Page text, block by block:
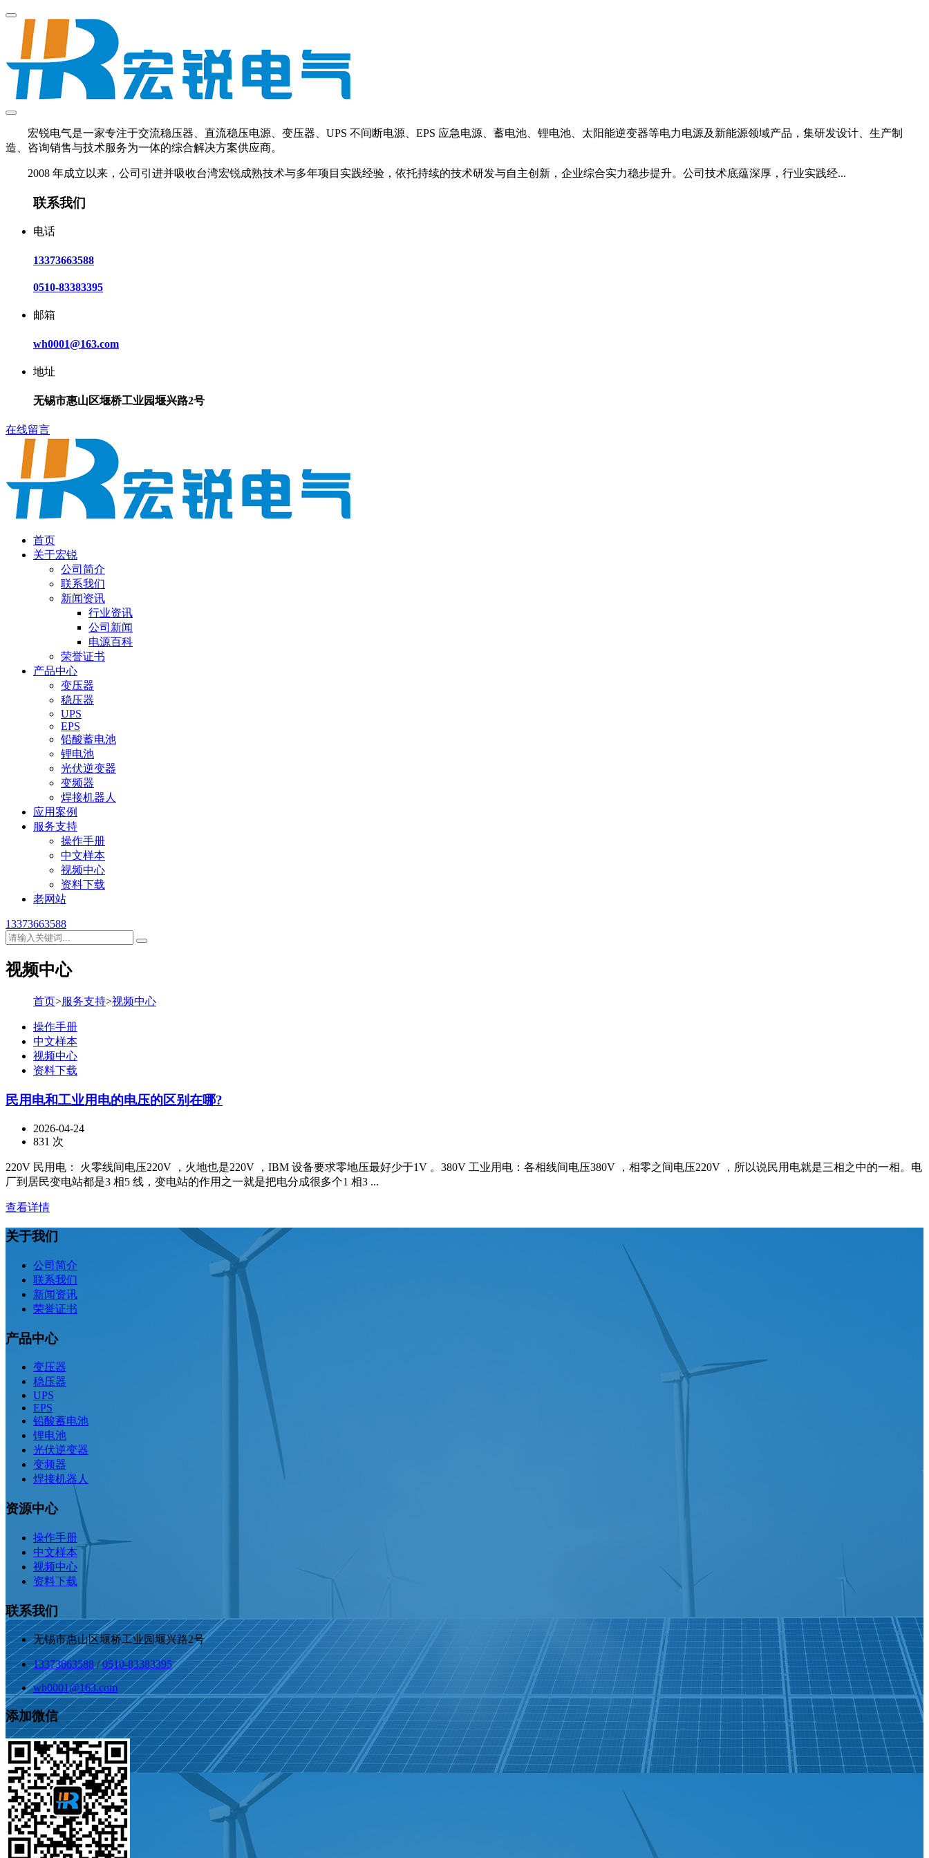
宏锐电气是一家专注于交流稳压器、直流稳压电源、变压器、UPS 不间断电源、EPS 应急电源、蓄电池、锂电池、太阳能逆变器等电力电源及新能源领域产品，集研发设计、生产制
造、咨询销售与技术服务为一体的综合解决方案供应商。
2008 年成立以来，公司引进并吸收台湾宏锐成熟技术与多年项目实践经验，依托持续的技术研发与自主创新，企业综合实力稳步提升。公司技术底蕴深厚，行业实践经...
联系我们
电话
13373663588
0510-83383395
邮箱
wh0001@163.com
地址
无锡市惠山区堰桥工业园堰兴路2号
在线留言
首页
关于宏锐
公司简介
联系我们
新闻资讯
行业资讯
公司新闻
电源百科
荣誉证书
产品中心
变压器
稳压器
UPS
EPS
铅酸蓄电池
锂电池
光伏逆变器
变频器
焊接机器人
应用案例
服务支持
操作手册
中文样本
视频中心
资料下载
老网站
13373663588
视频中心
首页>服务支持>视频中心
操作手册
中文样本
视频中心
资料下载
民用电和工业用电的电压的区别在哪?
2026-04-24
831 次
220V 民用电： 火零线间电压220V ，火地也是220V ，IBM 设备要求零地压最好少于1V 。380V 工业用电：各相线间电压380V ，相零之间电压220V ，所以说民用电就是三相之中的一相。电
厂到居民变电站都是3 相5 线，变电站的作用之一就是把电分成很多个1 相3 ...
查看详情
关于我们
公司简介
联系我们
新闻资讯
荣誉证书
产品中心
变压器
稳压器
UPS
EPS
铅酸蓄电池
锂电池
光伏逆变器
变频器
焊接机器人
资源中心
操作手册
中文样本
视频中心
资料下载
联系我们
无锡市惠山区堰桥工业园堰兴路2号
13373663588/0510-83383395
wh0001@163.com
添加微信